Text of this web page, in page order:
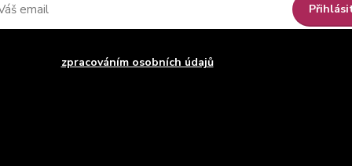
zpracováním osobních údajůza účelem rozesílky